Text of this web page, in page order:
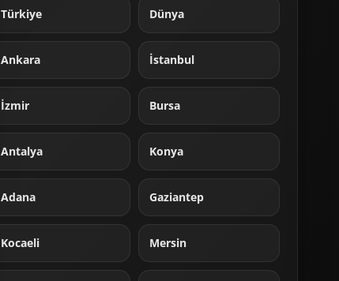
Türkiye Dünya
Ankara İstanbul
İzmir Bursa
Antalya Konya
Adana Gaziantep
Kocaeli Mersin